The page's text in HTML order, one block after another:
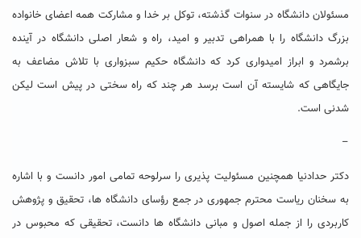
مسئولان دانشگاه در سنوات گذشته، توکل بر خدا و مشارکت همه اعضای خانواده
بزرگ دانشگاه را با همراهی تدبیر و امید، راه و شعار اصلی دانشگاه در آینده
برشمرد و ابراز امیدواری کرد که دانشگاه حکیم سبزواری با تلاش مضاعف به
جایگاهی که شایسته آن است برسد هر چند که راه سختی در پیش است لیکن
شدنی است.
–
دکتر حدادنیا همچنین مسئولیت پذیری را سرلوحه تمامی امور دانست و با اشاره
به سخنان ریاست محترم جمهوری در جمع رؤسای دانشگاه ها، تحقیق و پژوهش
کاربردی را از جمله اصول و مبانی دانشگاه ها دانست، تحقیقی که محبوس در